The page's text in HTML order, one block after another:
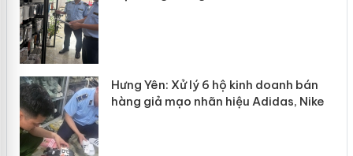
Hưng Yên: Xử lý 6 hộ kinh doanh bán
hàng giả mạo nhãn hiệu Adidas, Nike